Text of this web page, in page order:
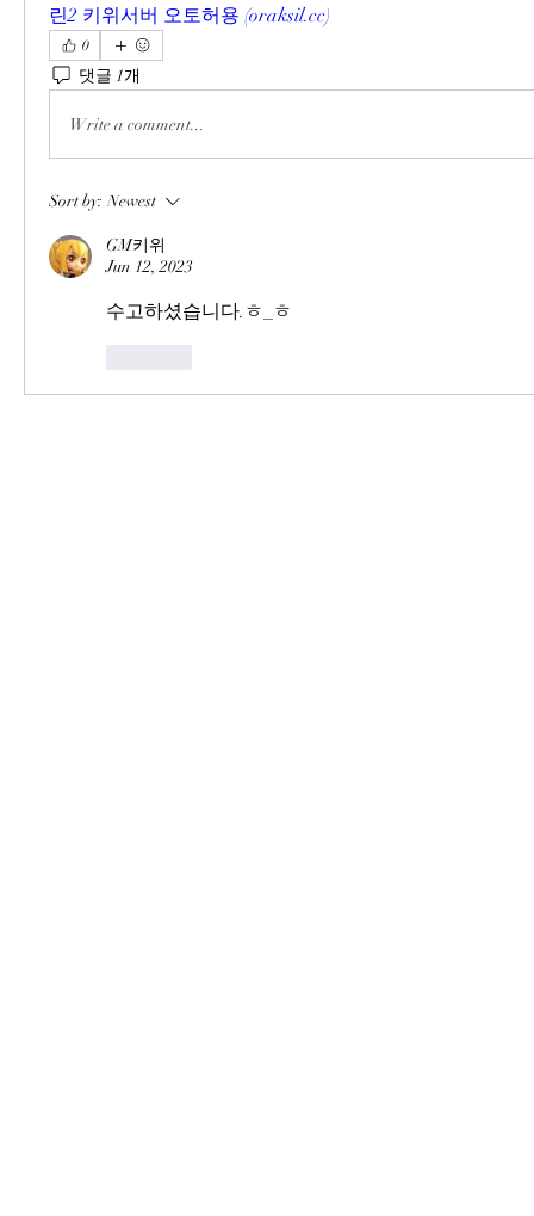
린2 키위서버 오토허용 (oraksil.cc)
0
댓글 1개
Write a comment...
Sort by: Newest
GM키위
Jun 12, 2023
수고하셨습니다.ㅎ_ㅎ